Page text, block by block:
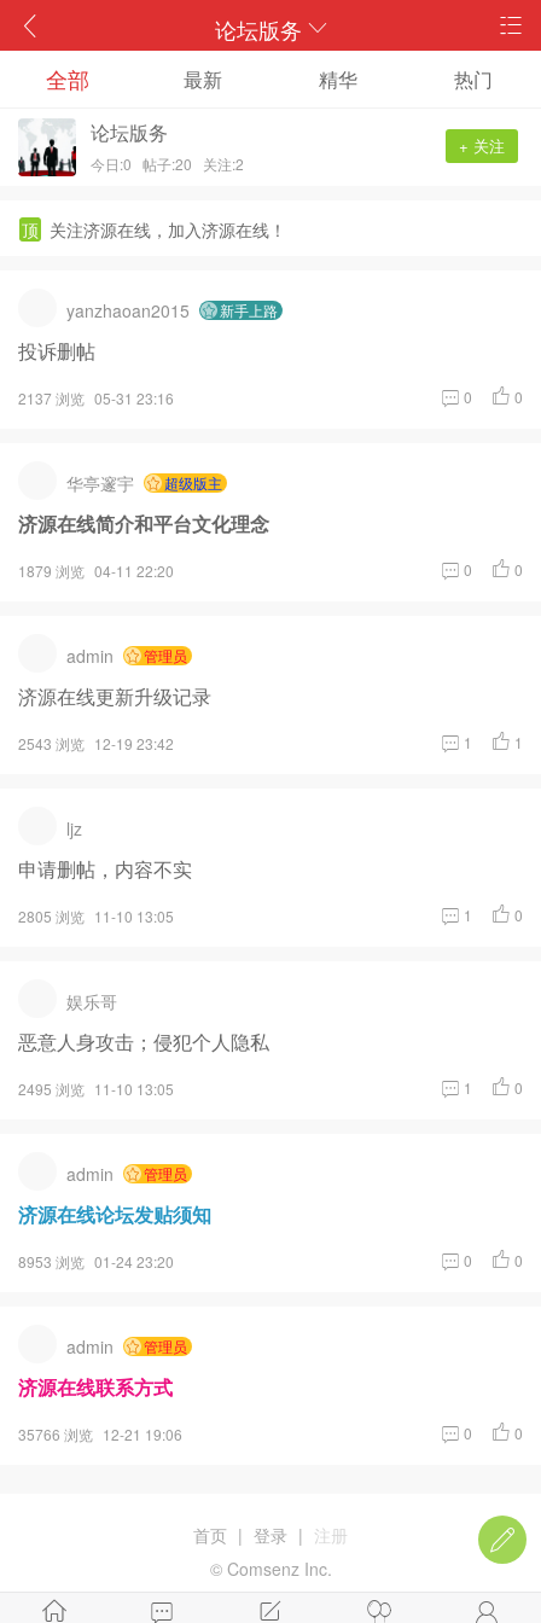
论坛版务
全部 最新 精华
热门
论坛版务
今日:0 帖子:20 关注:2
+ 关注
顶 关注济源在线，加入济源在线！
yanzhaoan2015 新手上路
投诉删帖
2137 浏览 05-31 23:16 0 0
华亭邃宇 超级版主
济源在线简介和平台文化理念
1879 浏览 04-11 22:20 0 0
admin 管理员
济源在线更新升级记录
2543 浏览 12-19 23:42 1 1
ljz
申请删帖，内容不实
2805 浏览 11-10 13:05 1 0
娱乐哥
恶意人身攻击；侵犯个人隐私
2495 浏览 11-10 13:05 1 0
admin 管理员
济源在线论坛发贴须知
8953 浏览 01-24 23:20 0 0
admin 管理员
济源在线联系方式
35766 浏览 12-21 19:06 0 0
首页 | 登录 | 注册
© Comsenz Inc.